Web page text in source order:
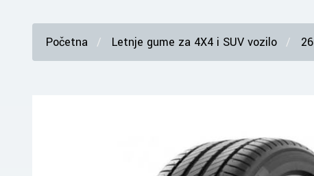
Početna Letnje gume za 4X4 i SUV vozilo